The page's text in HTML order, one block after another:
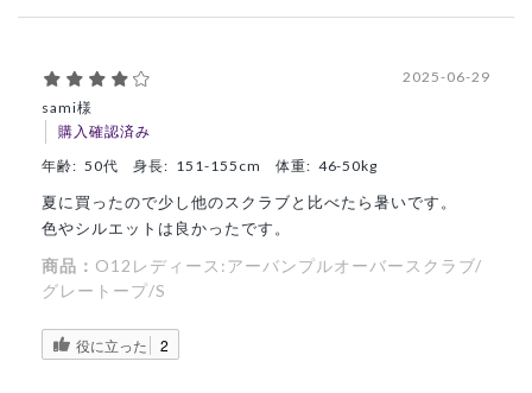
sami様
購入確認済み
2025-06-29
年齢: 50代 身長: 151-155cm 体重: 46-50kg
夏に買ったので少し他のスクラブと比べたら暑いです。
色やシルエットは良かったです。
商品： O12レディース:アーバンプルオーバースクラブ/
グレートープ/S
役に立った 2